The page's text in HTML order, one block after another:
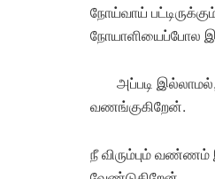
நோய்வாய்
நோயாளியைப்போல
அப்படி
வண‌ங்குகிறேன்.
நீ விரும்பும்